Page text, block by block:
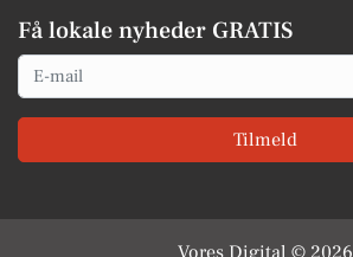
Få lokale nyheder GRATIS
Email
Tilmeld
Vores Digital © 2026